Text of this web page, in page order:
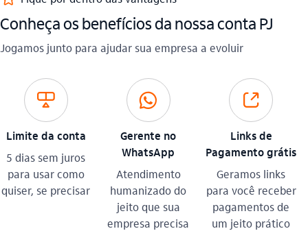
​Conheça os benefícios da nossa conta PJ​
Jogamos junto para ajudar sua empresa a evoluir​
limite_outline
Limite da conta
5 dias sem juros
para usar como
quiser, se precisar
whatsapp_outline
Gerente no
WhatsApp
Atendimento
humanizado do
jeito que sua
empresa precisa
link_externo_outline
Links de
Pagamento grátis
Geramos links
para você receber
pagamentos de
um jeito prático